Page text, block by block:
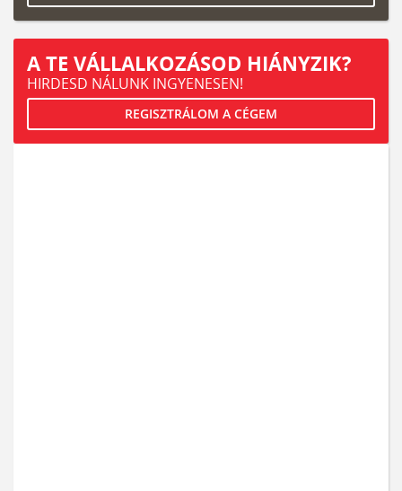
A TE VÁLLALKOZÁSOD HIÁNYZIK?
HIRDESD NÁLUNK INGYENESEN!
REGISZTRÁLOM A CÉGEM